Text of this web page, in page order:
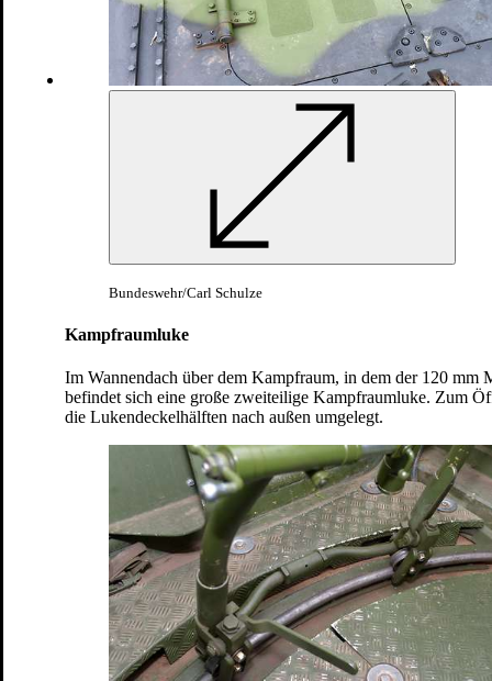
Bundeswehr/Carl Schulze
Kampfraumluke
Im Wannendach über dem Kampfraum, in dem der 120 mm
befindet sich eine große zweiteilige Kampfraumluke. Zum
die Lukendeckelhälften nach außen umgelegt.
Fahrbereich
Panzermörser M113: Ein modifizierter
Mannschaftstransportwagen
Der Panzermörser M113 trägt einen Mörser des Kalibers 120
Millimeter. Dieser unterstützt vorrangig den Kampf der Infanterie
durch indirektes Feuer. Eingesetzt wird der Panzermörser gegen
leicht- und ungepanzerte Fahrzeuge. Der Waffeneinsatz kann
sowohl vom Fahrzeug aus als auch abgesetzt erfolgen. Mit dem
Mörser werden hochexplosive Patronen, kurz
Leucht-, Nebel- und Übungsmunition verschossen.
Passen Sie jetzt Ihre Datenschutzeinstellungen an, um
dieses Video zu sehen
Zustimmen
Steilfeuer gegen weiche oder leicht gepanzerte Ziele:
Das ist die Aufgabe des Panzermörsers. Größter Vorteil:
Seine Mobilität. Die Besatzung besteht aus insgesamt
fünf Personen. Gemeinsam unterstützen sie den Kampf
der Infanterie.